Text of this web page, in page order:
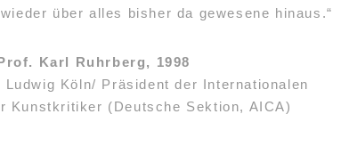
über alles bisher da gewesene hinaus.“
Karl Ruhrberg, 1998
Ludwig Köln/ Präsident der Internationalen
Kunstkritiker (Deutsche Sektion, AICA)